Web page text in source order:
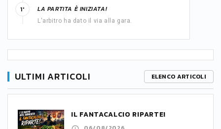
LA PARTITA È INIZIATA!
L'arbitro ha dato il via alla gara.
1'
ULTIMI ARTICOLI ELENCO ARTICOLI
IL FANTACALCIO RIPARTE!